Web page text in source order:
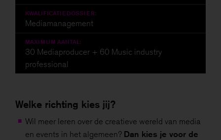
KWALIFICATIEDOSSIER:
Mediamanagement
MAXIMUM AANTAL:
30 Mediaproducer + 60 Music industry
professional
Welke richting kies jij?
Wil meer leren over de creatieve wereld van media
en events in het algemeen? Dan kies je voor de